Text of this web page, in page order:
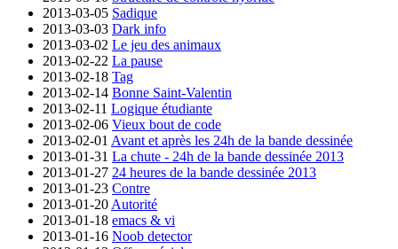
2013-03-05 Sadique
2013-03-03 Dark info
2013-03-02 Le jeu des animaux
2013-02-22 La pause
2013-02-18 Tag
2013-02-14 Bonne Saint-Valentin
2013-02-11 Logique étudiante
2013-02-06 Vieux bout de code
2013-02-01 Avant et après les 24h de la bande dessinée
2013-01-31 La chute - 24h de la bande dessinée 2013
2013-01-27 24 heures de la bande dessinée 2013
2013-01-23 Contre
2013-01-20 Autorité
2013-01-18 emacs & vi
2013-01-16 Noob detector